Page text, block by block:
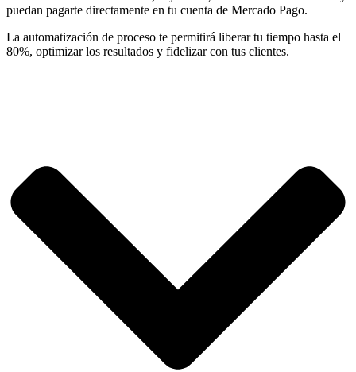
puedan pagarte directamente en tu cuenta de Mercado Pago.
La automatización de proceso te permitirá liberar tu tiempo hasta el
80%, optimizar los resultados y fidelizar con tus clientes.